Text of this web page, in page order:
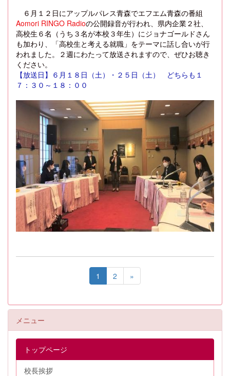
６月１２日にアップルパレス青森でエフエム青森の番組
Aomori RINGO Radioの公開録音が行われ、県内企業２社、
高校生６名（うち３名が本校３年生）にジョナゴールドさん
も加わり、「高校生と考える就職」をテーマに話し合いが行
われました。２週にわたって放送されますので、ぜひお聴き
ください。
【放送日】６月１８日（土）・２５日（土） どちらも１
７：３０～１８：００
1 2 »
メニュー
トップページ
校長挨拶